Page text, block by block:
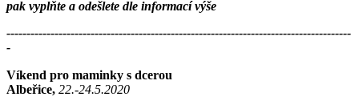
pak vyplňte a odešlete dle informací výše
--------------------------------------------------------------------------------------
-
Víkend pro maminky s dcerou
Albeřice, 22.-24.5.2020